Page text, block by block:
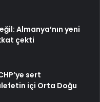
Almanya’nın yeni
çekti
sert
içi Orta Doğu